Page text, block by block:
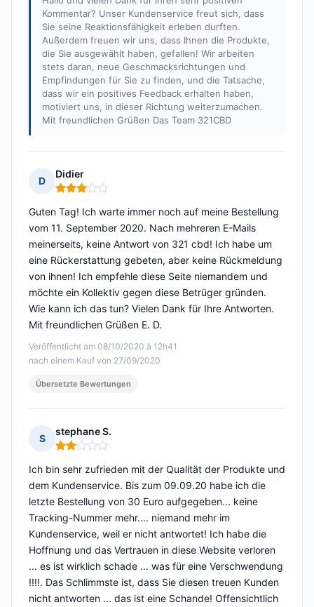
Kommentar? Unser Kundenservice freut sich, dass
Sie seine Reaktionsfähigkeit erleben durften.
Außerdem freuen wir uns, dass Ihnen die Produkte,
die Sie ausgewählt haben, gefallen! Wir arbeiten
stets daran, neue Geschmacksrichtungen und
Empfindungen für Sie zu finden, und die Tatsache,
dass wir ein positives Feedback erhalten haben,
motiviert uns, in dieser Richtung weiterzumachen.
Mit freundlichen Grüßen Das Team 321CBD
D
Didier
Hinweis: 3 von 5
Veröffentlicht am 08/10/2020 à 12h41
nach einem Kauf von 27/09/2020
Guten Tag! Ich warte immer noch auf meine Bestellung
vom 11. September 2020. Nach mehreren E-Mails
meinerseits, keine Antwort von 321 cbd! Ich habe um
eine Rückerstattung gebeten, aber keine Rückmeldung
von ihnen! Ich empfehle diese Seite niemandem und
möchte ein Kollektiv gegen diese Betrüger gründen.
Wie kann ich das tun? Vielen Dank für Ihre Antworten.
Mit freundlichen Grüßen E. D.
Übersetzte Bewertungen
S
stephane S.
Hinweis: 2 von 5
Ich bin sehr zufrieden mit der Qualität der Produkte und
dem Kundenservice. Bis zum 09.09.20 habe ich die
letzte Bestellung von 30 Euro aufgegeben... keine
Tracking-Nummer mehr.... niemand mehr im
Kundenservice, weil er nicht antwortet! Ich habe die
Hoffnung und das Vertrauen in diese Website verloren
... es ist wirklich schade ... was für eine Verschwendung
!!!!. Das Schlimmste ist, dass Sie diesen treuen Kunden
nicht antworten ... das ist eine Schande! Offensichtlich